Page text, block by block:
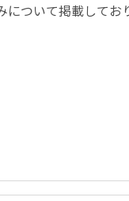
いて掲載してお